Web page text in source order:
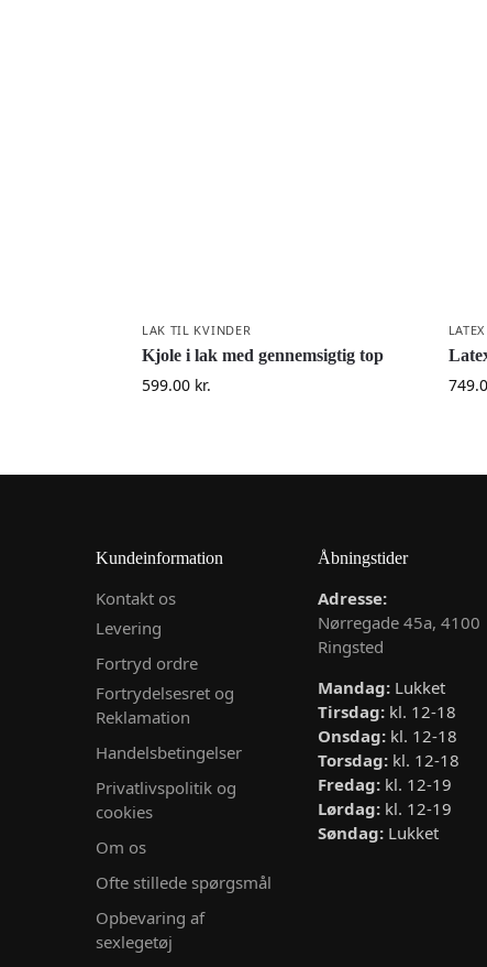
LAK TIL KVINDER
Kjole i lak med gennemsigtig top
599.00 kr.
Kundeinformation
Kontakt os
Levering
Fortryd ordre
Fortrydelsesret og
Reklamation
Handelsbetingelser
Privatlivspolitik og
cookies
Om os
Ofte stillede spørgsmål
Opbevaring af
sexlegetøj
Åbningstider
Adresse:
Nørregade 45a, 4100
Ringsted
Mandag:Lukket
Tirsdag:kl. 12-18
Onsdag:kl. 12-18
Torsdag:kl. 12-18
Fredag:kl. 12-19
Lørdag:kl. 12-19
Søndag:Lukket